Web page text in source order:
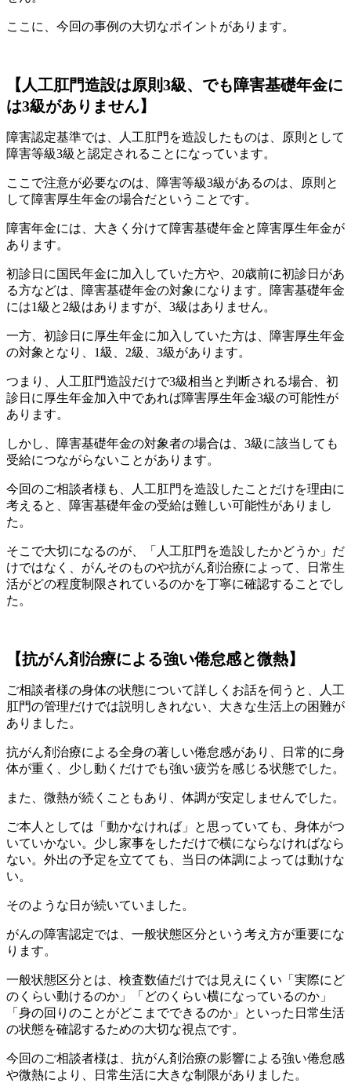
ここに、今回の事例の大切なポイントがあります。
【人工肛門造設は原則3級、でも障害基礎年金に
は3級がありません】
障害認定基準では、人工肛門を造設したものは、原則として
障害等級3級と認定されることになっています。
ここで注意が必要なのは、障害等級3級があるのは、原則と
して障害厚生年金の場合だということです。
障害年金には、大きく分けて障害基礎年金と障害厚生年金が
あります。
初診日に国民年金に加入していた方や、20歳前に初診日があ
る方などは、障害基礎年金の対象になります。障害基礎年金
には1級と2級はありますが、3級はありません。
一方、初診日に厚生年金に加入していた方は、障害厚生年金
の対象となり、1級、2級、3級があります。
つまり、人工肛門造設だけで3級相当と判断される場合、初
診日に厚生年金加入中であれば障害厚生年金3級の可能性が
あります。
しかし、障害基礎年金の対象者の場合は、3級に該当しても
受給につながらないことがあります。
今回のご相談者様も、人工肛門を造設したことだけを理由に
考えると、障害基礎年金の受給は難しい可能性がありまし
た。
そこで大切になるのが、「人工肛門を造設したかどうか」だ
けではなく、がんそのものや抗がん剤治療によって、日常生
活がどの程度制限されているのかを丁寧に確認することでし
た。
【抗がん剤治療による強い倦怠感と微熱】
ご相談者様の身体の状態について詳しくお話を伺うと、人工
肛門の管理だけでは説明しきれない、大きな生活上の困難が
ありました。
抗がん剤治療による全身の著しい倦怠感があり、日常的に身
体が重く、少し動くだけでも強い疲労を感じる状態でした。
また、微熱が続くこともあり、体調が安定しませんでした。
ご本人としては「動かなければ」と思っていても、身体がつ
いていかない。少し家事をしただけで横にならなければなら
ない。外出の予定を立てても、当日の体調によっては動けな
い。
そのような日が続いていました。
がんの障害認定では、一般状態区分という考え方が重要にな
ります。
一般状態区分とは、検査数値だけでは見えにくい「実際にど
のくらい動けるのか」「どのくらい横になっているのか」
「身の回りのことがどこまでできるのか」といった日常生活
の状態を確認するための大切な視点です。
今回のご相談者様は、抗がん剤治療の影響による強い倦怠感
や微熱により、日常生活に大きな制限がありました。